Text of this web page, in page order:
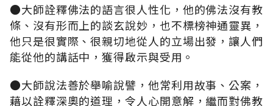
●大師詮釋佛法的語言很人性化，他的佛法沒有教
條、沒有形而上的談玄說妙，也不標榜神通靈異，
他只是很實際、很親切地從人的立場出發，讓人們
能從他的講話中，獲得啟示與受用。
●大師說法善於舉喻說譬，他常利用故事、公案，
藉以詮釋深奧的道理，令人心開意解，繼而對佛教